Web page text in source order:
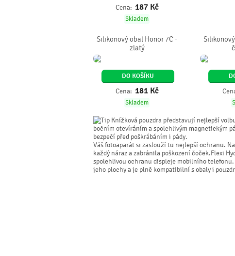
Cena: 187 Kč
Skladem
Silikonový obal Honor 7C -
zlatý
DO KOŠÍKU
Cena: 181 Kč
Skladem
Knížková pouzdra představují nejlepší
bočním otevíráním a spolehlivým magnetickým
bezpečí před poškrábáním i pády.
Váš fotoaparát si zaslouží tu nejlepší ochranu.
každý náraz a zabránila poškození čoček.Flexi
spolehlivou ochranu displeje mobilního
jeho plochy a je plně kompatibilní s obaly i